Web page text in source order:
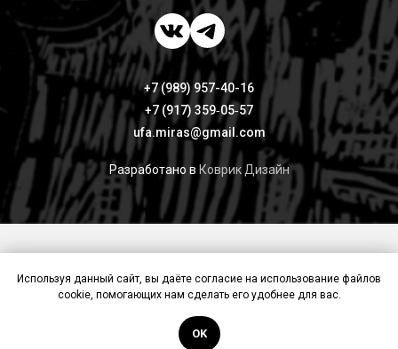
Разработано в Коврик Дизайн
+7 (989) 957-40-16
+7 (917) 359‑05‑57
ufa.miras@gmail.com
Используя данный сайт, вы даёте согласие на использование файлов
cookie, помогающих нам сделать его удобнее для вас.
OK
Контакты
Back to top